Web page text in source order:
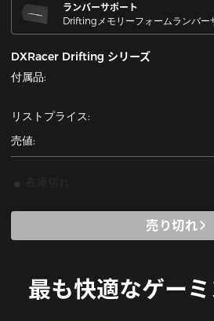
ランバーサポート
Driftingメモリーフォームランバー
DXRacer Drifting シリーズ
付属品:
リストプライス:
売値:
売り切れ
最も快適なゲー